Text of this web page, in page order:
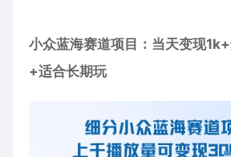
小众蓝海赛道项目 ：当天变现
+适合长期玩